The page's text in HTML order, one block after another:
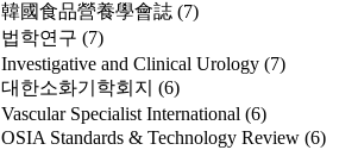
韓國食品營養學會誌 (7)
법학연구 (7)
Investigative and Clinical Urology (7)
대한소화기학회지 (6)
Vascular Specialist International (6)
OSIA Standards & Technology Review (6)